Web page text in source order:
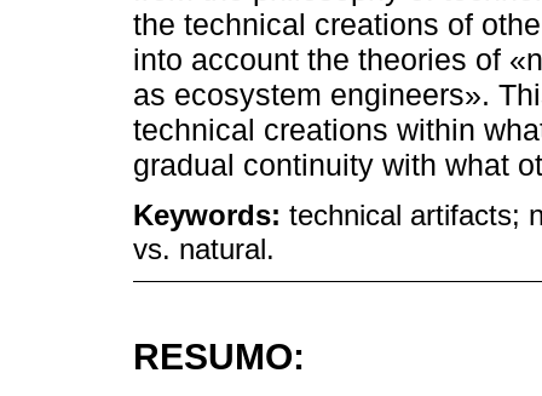
the technical creations of
into account the theories of
as ecosystem engineers».
technical creations within
gradual continuity with what
Keywords: technical artifacts;
vs. natural.
RESUMO: